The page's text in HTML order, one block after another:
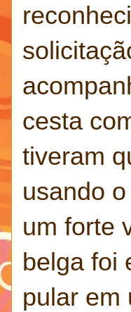
cesta
tiveram
usando
um forte
belga foi
pular em